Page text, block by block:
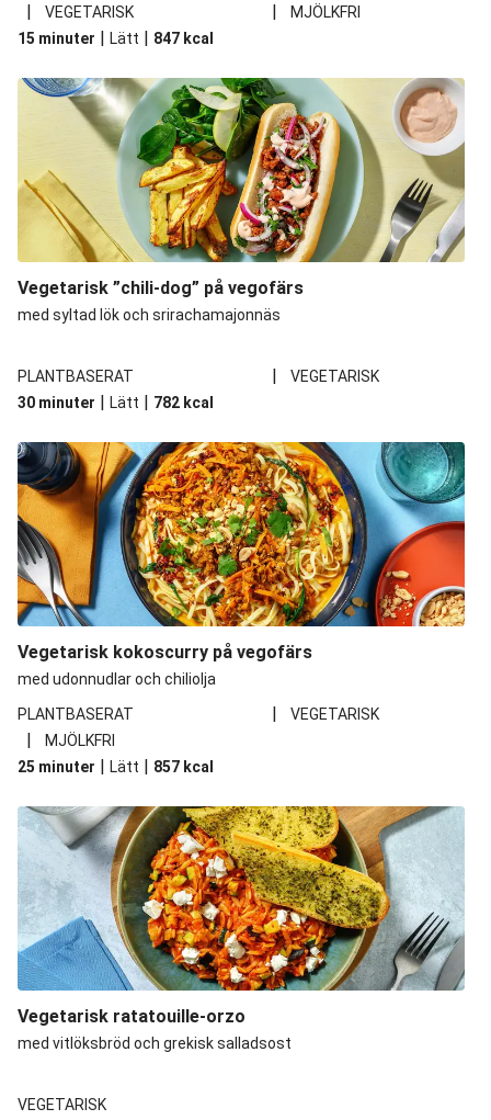
| VEGETARISK |
MJÖLKFRI
15 minuter | Lätt | 847 kcal
Vegetarisk ”chili-dog” på vegofärs
med syltad lök och srirachamajonnäs
PLANTBASERAT |
VEGETARISK
30 minuter | Lätt | 782 kcal
Vegetarisk kokoscurry på vegofärs
med udonnudlar och chiliolja
PLANTBASERAT
| VEGETARISK
|
MJÖLKFRI
25 minuter | Lätt | 857 kcal
Vegetarisk ratatouille-orzo
med vitlöksbröd och grekisk salladsost
VEGETARISK